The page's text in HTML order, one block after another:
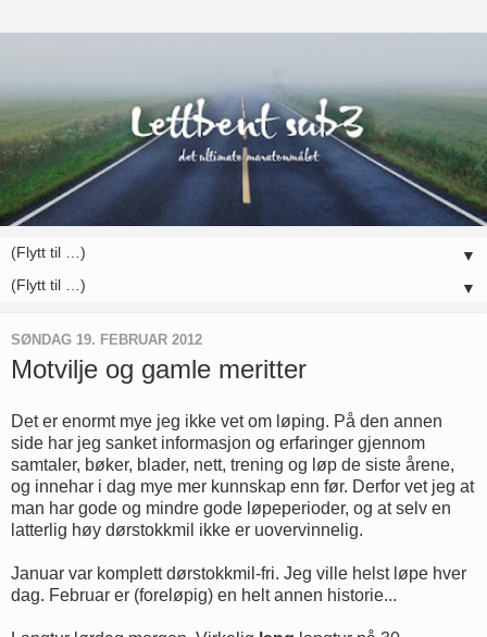
▼
▼
SØNDAG 19. FEBRUAR 2012
Motvilje og gamle meritter
Det er enormt mye jeg ikke vet om løping. På den annen
side har jeg sanket informasjon og erfaringer gjennom
samtaler, bøker, blader, nett, trening og løp de siste årene,
og innehar i dag mye mer kunnskap enn før. Derfor vet jeg at
man har gode og mindre gode løpeperioder, og at selv en
latterlig høy dørstokkmil ikke er uovervinnelig.
Januar var komplett dørstokkmil-fri. Jeg ville helst løpe hver
dag. Februar er (foreløpig) en helt annen historie...